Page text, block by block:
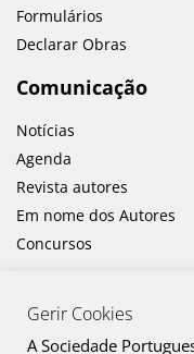
Formulários
Declarar Obras
Comunicação
Notícias
Agenda
Revista autores
Em nome dos Autores
Concursos
Gerir Cookies
A Sociedade